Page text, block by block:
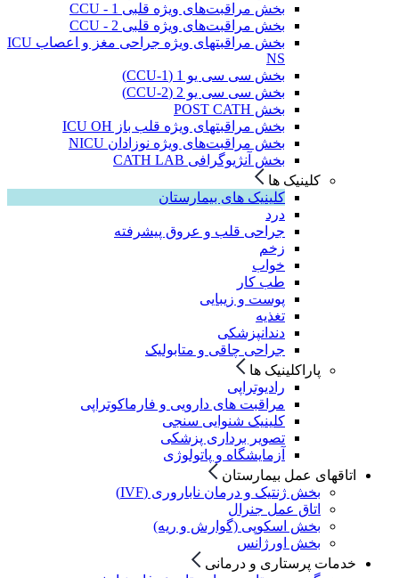
بخش مراقبت‌های ویژه قلبی CCU - 1
بخش مراقبت‌های ویژه قلبی CCU - 2
بخش مراقبتهای ویژه جراحی مغز و اعصاب ICU
NS
بخش سی سی یو 1 (CCU-1)
بخش سی سی یو 2 (CCU-2)
بخش POST CATH
بخش مراقبتهای ویژه قلب باز ICU OH
بخش مراقبت‌های ویژه نوزادان NICU
بخش آنژیوگرافی CATH LAB
کلینیک ها
کلینیک های بیمارستان
درد
جراحی قلب و عروق پیشرفته
زخم
خواب
طب کار
پوست و زیبایی
تغذیه
دندانپزشکی
جراحی چاقی و متابولیک
پاراکلینیک ها
رادیوتراپی
مراقبت های دارویی و فارماکوتراپی
کلینیک شنوایی سنجی
تصویر برداری پزشکی
آزمایشگاه و پاتولوژی
اتاقهای عمل بیمارستان
بخش ژنتیک و درمان ناباروری (IVF)
اتاق عمل جنرال
بخش اسکوپی (گوارش و ریه)
بخش اورژانس
خدمات پرستاری و درمانی